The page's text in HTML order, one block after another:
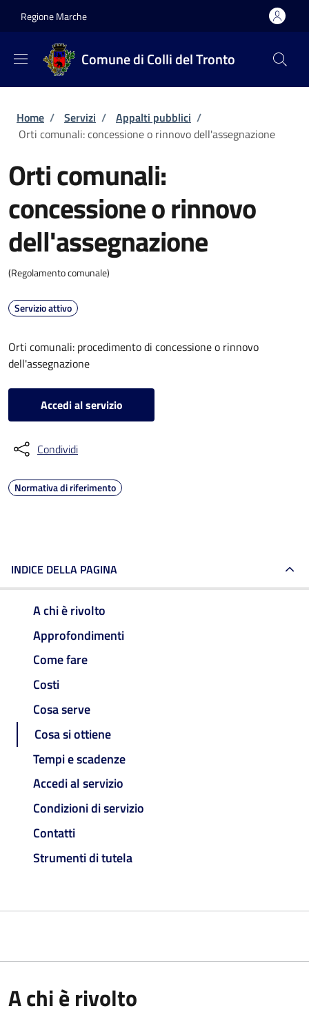
Regione Marche
Comune di Colli del Tronto
Briciole di pane
Home / Servizi / Appalti pubblici /
Orti comunali: concessione o rinnovo dell'assegnazione
Orti comunali:
concessione o rinnovo
dell'assegnazione
(Regolamento comunale)
Servizio attivo
Orti comunali: procedimento di concessione o rinnovo
dell'assegnazione
Accedi al servizio
Condividi
Normativa di riferimento
INDICE DELLA PAGINA
A chi è rivolto
Approfondimenti
Come fare
Costi
Cosa serve
Cosa si ottiene
Tempi e scadenze
Accedi al servizio
Condizioni di servizio
Contatti
Strumenti di tutela
A chi è rivolto